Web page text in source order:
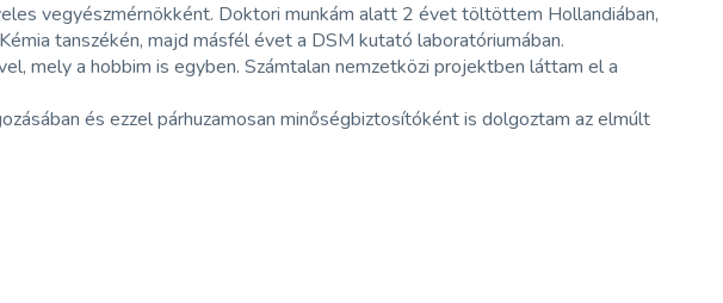
vegyészmérnökként. Doktori munkám alatt 2 évet töltöttem Hollandiában,
tanszékén, majd másfél évet a DSM kutató laboratóriumában.
mely a hobbim is egyben. Számtalan nemzetközi projektben láttam el a
és ezzel párhuzamosan minőségbiztosítóként is dolgoztam az elmúlt